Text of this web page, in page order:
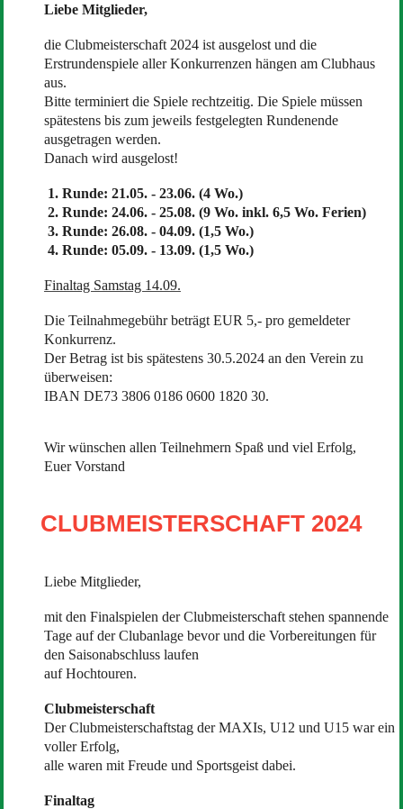
Liebe Mitglieder,
die Clubmeisterschaft 2024 ist ausgelost und die
Erstrundenspiele aller Konkurrenzen hängen am Clubhaus
aus.
Bitte terminiert die Spiele rechtzeitig. Die Spiele müssen
spätestens bis zum jeweils festgelegten Rundenende
ausgetragen werden.
Danach wird ausgelost!
1. Runde: 21.05. - 23.06. (4 Wo.)
2. Runde: 24.06. - 25.08. (9 Wo. inkl. 6,5 Wo. Ferien)
3. Runde: 26.08. - 04.09. (1,5 Wo.)
4. Runde: 05.09. - 13.09. (1,5 Wo.)
Finaltag Samstag 14.09.
Die Teilnahmegebühr beträgt EUR 5,- pro gemeldeter
Konkurrenz.
Der Betrag ist bis spätestens 30.5.2024 an den Verein zu
überweisen:
IBAN DE73 3806 0186 0600 1820 30.
Wir wünschen allen Teilnehmern Spaß und viel Erfolg,
Euer Vorstand
CLUBMEISTERSCHAFT 2024
Liebe Mitglieder,
mit den Finalspielen der Clubmeisterschaft stehen spannende
Tage auf der Clubanlage bevor und die Vorbereitungen für
den Saisonabschluss laufen
auf Hochtouren.
Clubmeisterschaft
Der Clubmeisterschaftstag der MAXIs, U12 und U15 war ein
voller Erfolg,
alle waren mit Freude und Sportsgeist dabei.
Finaltag